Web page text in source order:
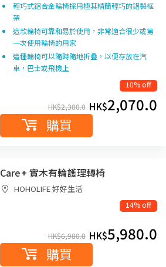
輕巧式鋁合金輪椅採用極其精簡輕巧的鋁製框
架
這款輪椅可靠和易於使用，非常適合很少或第
一次使用輪椅的用家
這種輪椅可以隨時隨地折疊，以便存放在汽
車，巴士或飛機上
10% off
HK$2,300.0 HK$2,070.0
購買
Care+ 實木有輪護理轉椅
HOHOLIFE 好好生活
14% off
HK$6,980.0 HK$5,980.0
購買